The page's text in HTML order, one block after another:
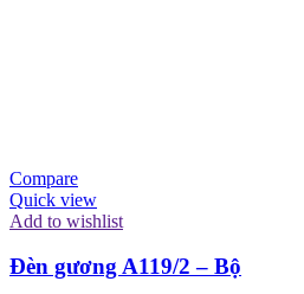
Compare
Quick view
Add to wishlist
Đèn gương A119/2 – Bộ